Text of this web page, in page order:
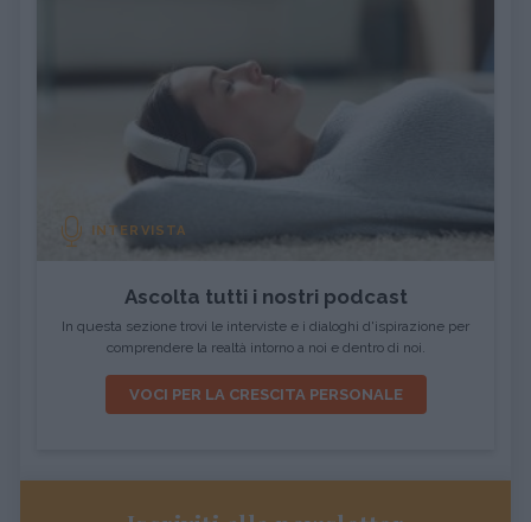
INTERVISTA
Ascolta tutti i nostri podcast
In questa sezione trovi le interviste e i dialoghi d'ispirazione per
comprendere la realtà intorno a noi e dentro di noi.
VOCI PER LA CRESCITA PERSONALE